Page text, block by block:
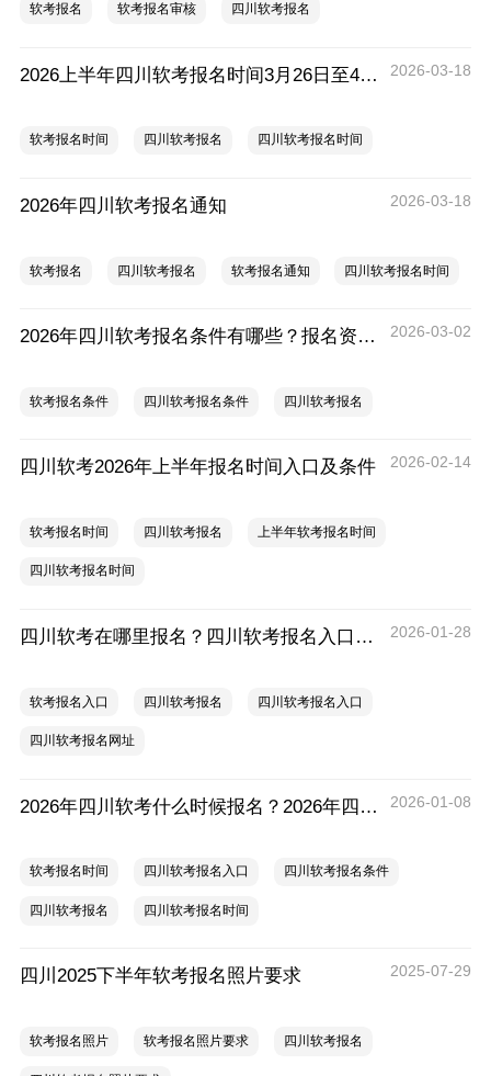
软考报名 软考报名审核 四川软考报名
2026上半年四川软考报名时间3月26日至4月8日 2026-03-18
软考报名时间 四川软考报名 四川软考报名时间
2026年四川软考报名通知 2026-03-18
软考报名 四川软考报名 软考报名通知 四川软考报名时间
2026年四川软考报名条件有哪些？报名资料有要求吗？ 2026-03-02
软考报名条件 四川软考报名条件 四川软考报名
四川软考2026年上半年报名时间入口及条件 2026-02-14
软考报名时间 四川软考报名 上半年软考报名时间
四川软考报名时间
四川软考在哪里报名？四川软考报名入口官网 2026-01-28
软考报名入口 四川软考报名 四川软考报名入口
四川软考报名网址
2026年四川软考什么时候报名？2026年四川软考报名时间及流程 2026-01-08
软考报名时间 四川软考报名入口 四川软考报名条件
四川软考报名 四川软考报名时间
四川2025下半年软考报名照片要求 2025-07-29
软考报名照片 软考报名照片要求 四川软考报名